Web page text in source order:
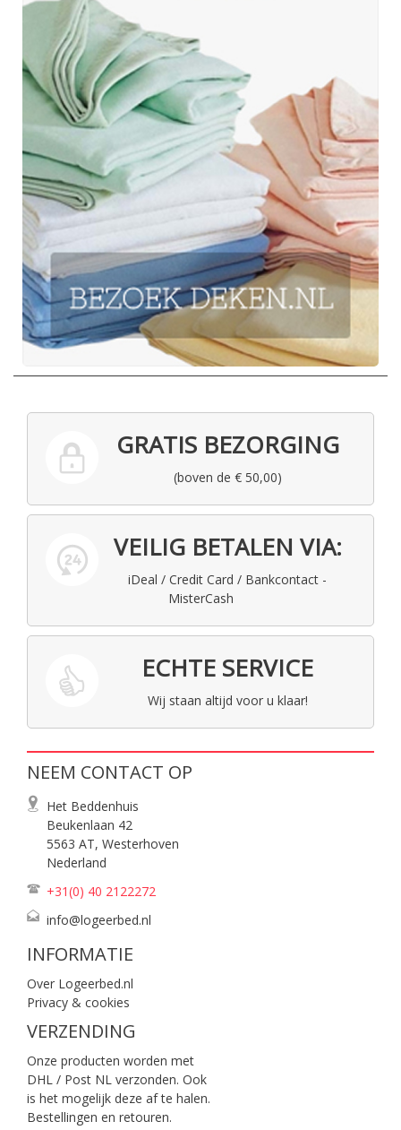
GRATIS BEZORGING
(boven de € 50,00)
VEILIG BETALEN VIA:
iDeal / Credit Card / Bankcontact -
MisterCash
ECHTE SERVICE
Wij staan altijd voor u klaar!
NEEM CONTACT OP
Het Beddenhuis
Beukenlaan 42
5563 AT, Westerhoven
Nederland
+31(0) 40 2122272
info@logeerbed.nl
INFORMATIE
Over Logeerbed.nl
Privacy & cookies
VERZENDING
Onze producten worden met
DHL / Post NL verzonden. Ook
is het mogelijk deze af te halen.
Bestellingen en retouren.